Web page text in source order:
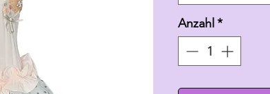
Anzahl *